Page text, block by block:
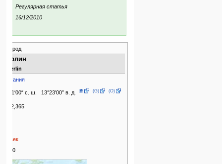
Регулярная статья
16/12/2010
Город
Берлин
Berlin
Германия
52°31′00″ с. ш. 13°23′00″ в. д. 🌍 (G) (O)
3,292,365
XIII век
12000